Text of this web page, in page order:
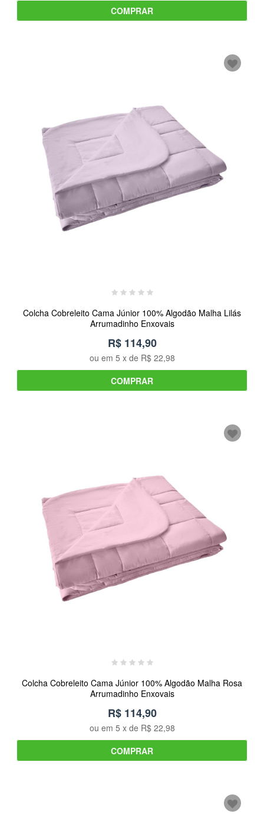
COMPRAR
Colcha Cobreleito Cama Júnior 100% Algodão Malha Lilás
Arrumadinho Enxovais
R$ 114,90
ou em 5 x de R$ 22,98
COMPRAR
Colcha Cobreleito Cama Júnior 100% Algodão Malha Rosa
Arrumadinho Enxovais
R$ 114,90
ou em 5 x de R$ 22,98
COMPRAR